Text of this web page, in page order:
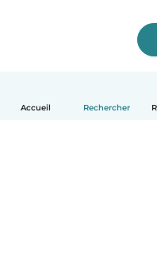
Accueil Rechercher